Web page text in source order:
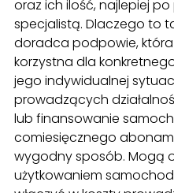
oraz ich ilość, najlepiej
specjalistą. Dlaczego to
doradca podpowie,
korzystna dla
jego indywidualnej
prowadzących
lub finansowanie
comiesięcznego
wygodny sposób. Mogą
użytkowaniem